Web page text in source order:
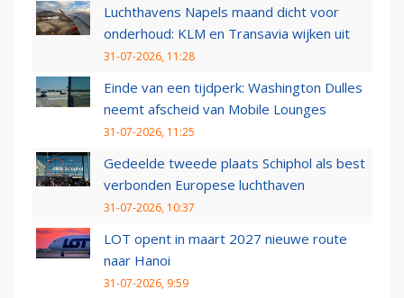
Luchthavens Napels maand dicht voor
onderhoud: KLM en Transavia wijken uit
31-07-2026, 11:28
Einde van een tijdperk: Washington Dulles
neemt afscheid van Mobile Lounges
31-07-2026, 11:25
Gedeelde tweede plaats Schiphol als best
verbonden Europese luchthaven
31-07-2026, 10:37
LOT opent in maart 2027 nieuwe route
naar Hanoi
31-07-2026, 9:59